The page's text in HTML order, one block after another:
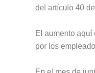
del artículo 40
El aumento
por los